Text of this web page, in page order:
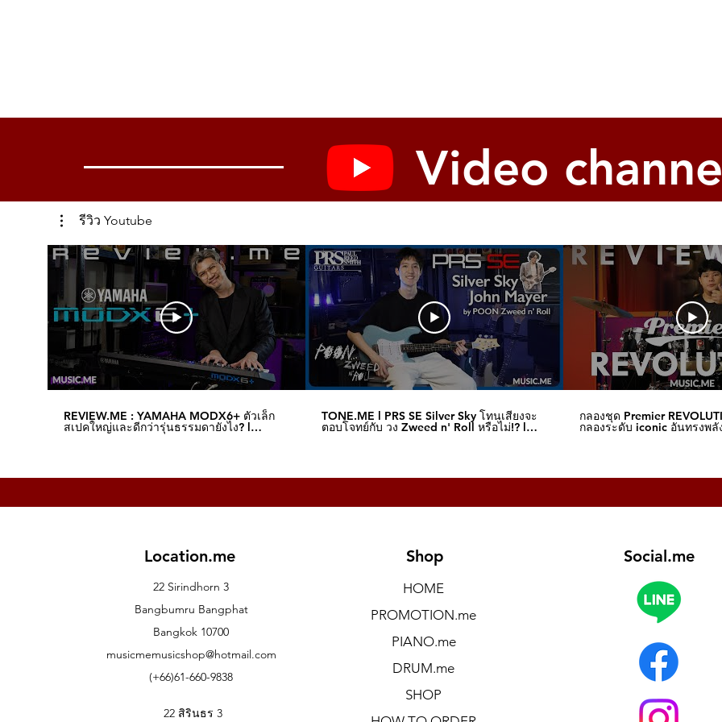
Video
รีวิว Youtube
REVIEW.ME : YAMAHA MODX6+ ตัวเล็ก
สเปคใหญ่และดีกว่ารุ่นธรรมดายังไง? l
TONE.ME l PRS SE Silver Sky โทนเสียงจะ
ตอบโจทย์กับ วง Zweed n' Roll หรือไม่!? l
กลองชุด Premier
กลองระดับ iconic อันทรงพลั
Location.me
22 Sirindhorn 3
Bangbumru Bangphat
Bangkok 10700
musicmemusicshop@hotmail.com
(+66)61-660-9838
22 สิรินธร 3
Shop
HOME
PROMOTION.me
PIANO.me
DRUM.me
SHOP
Social.me